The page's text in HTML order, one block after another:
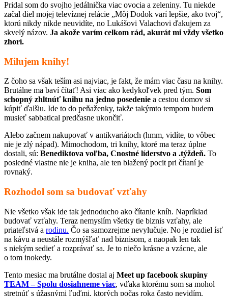
Pridal som do svojho jedálnička viac ovocia a zeleniny. Tu niekde
začal diel mojej televíznej relácie „Môj Dodok varí lepšie, ako tvoj“,
ktorú nikdy nikde neuvidíte, no Lukášovi Valachovi ďakujem za
skvelý názov. Ja akože varím celkom rád, akurát mi vždy všetko
zhorí.
Milujem knihy!
Z čoho sa však teším asi najviac, je fakt, že mám viac času na knihy.
Brutálne ma baví čítať! Asi viac ako kedykoľvek pred tým. Som
schopný zhltnúť knihu na jedno posedenie a cestou domov si
kúpiť ďalšiu. Ide to do peňaženky, takže takýmto tempom budem
musieť sabbatical predčasne ukončiť.
Alebo začnem nakupovať v antikvariátoch (hmm, vidíte, to vôbec
nie je zlý nápad). Mimochodom, tri knihy, ktoré ma teraz úplne
dostali, sú: Benediktova voľba, Cnostné líderstvo a .týždeň. To
posledné vlastne nie je kniha, ale ten blažený pocit pri čítaní je
rovnaký.
Rozhodol som sa budovať vzťahy
Nie všetko však ide tak jednoducho ako čítanie kníh. Napríklad
budovať vzťahy. Teraz nemyslím všetky tie biznis vzťahy, ale
priateľstvá a rodinu. Čo sa samozrejme nevylučuje. No je rozdiel ísť
na kávu a neustále rozmýšľať nad biznisom, a naopak len tak
s niekým sedieť a rozprávať sa. Je to niečo krásne a vzácne, ale
o tom inokedy.
Tento mesiac ma brutálne dostal aj Meet up facebook skupiny
TEAM – Spolu dosiahneme viac, vďaka ktorému som sa mohol
stretnúť s úžasnými ľuďmi, ktorých počas roka často nevidím.